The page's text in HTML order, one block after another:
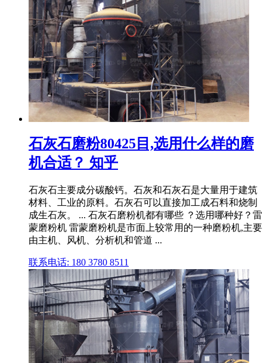
石灰石磨粉80425目,选用什么样的磨
机合适？ 知乎
石灰石主要成分碳酸钙。石灰和石灰石是大量用于建筑
材料、工业的原料。石灰石可以直接加工成石料和烧制
成生石灰。 ... 石灰石磨粉机都有哪些 ？选用哪种好？雷
蒙磨粉机 雷蒙磨粉机是市面上较常用的一种磨粉机,主要
由主机、风机、分析机和管道 ...
联系电话: 180 3780 8511